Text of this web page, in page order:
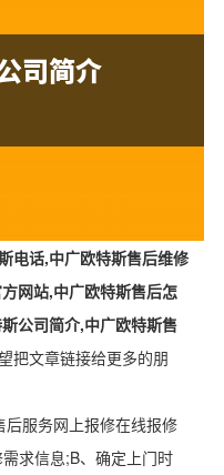
电话,中广欧特斯售后维修
网站,中广欧特斯售后怎
公司简介,中广欧特斯售
把文章链接给更多的朋
服务网上报修在线报修
求信息;B、确定上门时